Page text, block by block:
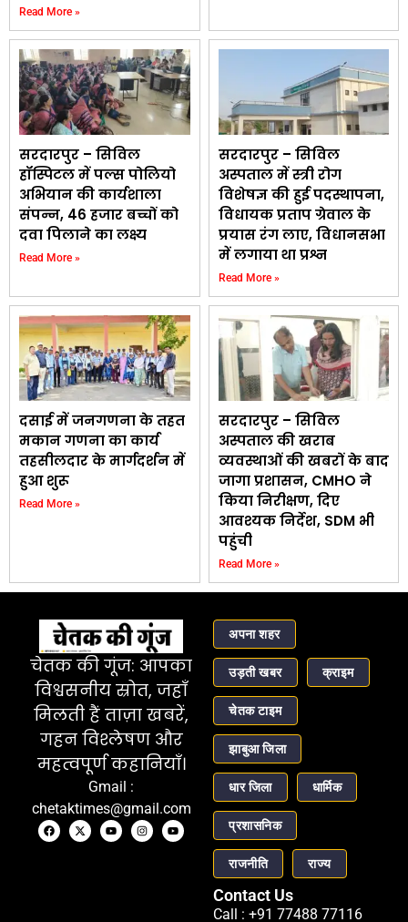
Read More »
सरदारपुर – सिविल
हॉस्पिटल में पल्स पोलियो
अभियान की कार्यशाला
संपन्न, 46 हजार बच्चों को
दवा पिलाने का लक्ष्य
Read More »
सरदारपुर – सिविल
अस्पताल में स्त्री रोग
विशेषज्ञ की हुई पदस्थापना,
विधायक प्रताप ग्रेवाल के
प्रयास रंग लाए, विधानसभा
में लगाया था प्रश्न
Read More »
दसाई में जनगणना के तहत
मकान गणना का कार्य
तहसीलदार के मार्गदर्शन में
हुआ शुरू
Read More »
सरदारपुर – सिविल
अस्पताल की खराब
व्यवस्थाओं की खबरों के बाद
जागा प्रशासन, CMHO ने
किया निरीक्षण, दिए
आवश्यक निर्देश, SDM भी
पहुंची
Read More »
चेतक की गूंज: आपका
विश्वसनीय स्रोत, जहाँ
मिलती हैं ताज़ा खबरें,
गहन विश्लेषण और
महत्वपूर्ण कहानियाँ।
Gmail :
chetaktimes@gmail.com
अपना शहर
उड़ती खबर क्राइम
चेतक टाइम
झाबुआ जिला
धार जिला धार्मिक
प्रशासनिक
राजनीति राज्य
Contact Us
Call : +91 77488 77116